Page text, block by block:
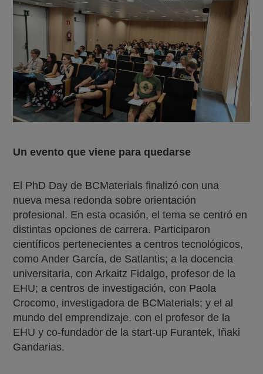
Un evento que viene para quedarse
El PhD Day de BCMaterials finalizó con una
nueva mesa redonda sobre orientación
profesional. En esta ocasión, el tema se centró en
distintas opciones de carrera. Participaron
científicos pertenecientes a centros tecnológicos,
como Ander García, de Satlantis; a la docencia
universitaria, con Arkaitz Fidalgo, profesor de la
EHU; a centros de investigación, con Paola
Crocomo, investigadora de BCMaterials; y el al
mundo del emprendizaje, con el profesor de la
EHU y co-fundador de la start-up Furantek, Iñaki
Gandarias.